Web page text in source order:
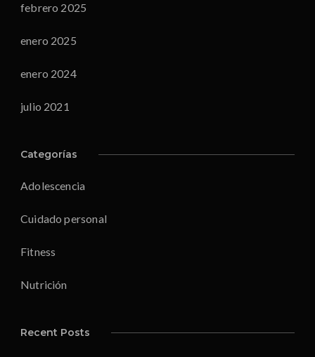
febrero 2025
enero 2025
enero 2024
julio 2021
Categorías
Adolescencia
Cuidado personal
Fitness
Nutrición
Recent Posts